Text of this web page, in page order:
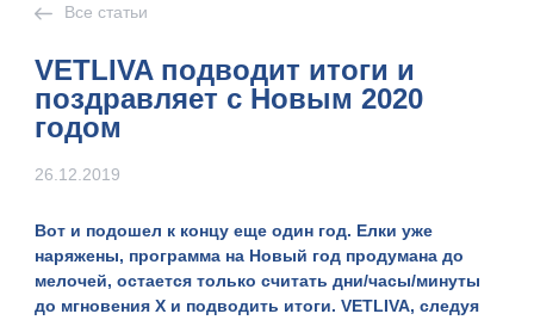
Все статьи
VETLIVA подводит итоги и
поздравляет с Новым 2020
годом
26.12.2019
Вот и подошел к концу еще один год. Елки уже
наряжены, программа на Новый год продумана до
мелочей, остается только считать дни/часы/минуты
до мгновения Х и подводить итоги.VETLIVA, следуя